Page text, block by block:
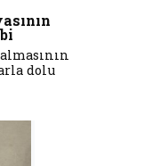
dolu